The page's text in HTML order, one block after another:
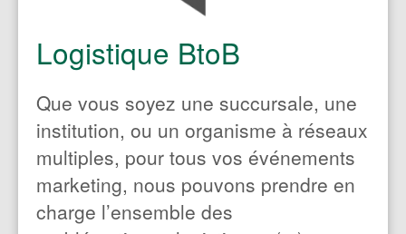
Industriel
Entreprise de services ou
Travailleur indépendant
Logistique BtoB
Que vous soyez une succursale, une
institution, ou un organisme à réseaux
multiples, pour tous vos événements
marketing, nous pouvons prendre en
charge l’ensemble des